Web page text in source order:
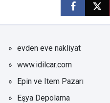
evden eve nakliyat
www.idilcar.com
Epin ve Item Pazarı
Eşya Depolama